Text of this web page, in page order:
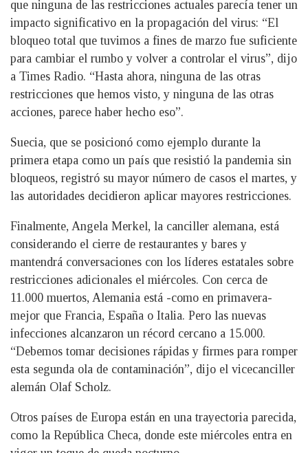
que ninguna de las restricciones actuales parecía tener un
impacto significativo en la propagación del virus: “El
bloqueo total que tuvimos a fines de marzo fue suficiente
para cambiar el rumbo y volver a controlar el virus”, dijo
a Times Radio. “Hasta ahora, ninguna de las otras
restricciones que hemos visto, y ninguna de las otras
acciones, parece haber hecho eso”.
Suecia, que se posicionó como ejemplo durante la
primera etapa como un país que resistió la pandemia sin
bloqueos, registró su mayor número de casos el martes, y
las autoridades decidieron aplicar mayores restricciones.
Finalmente, Angela Merkel, la canciller alemana, está
considerando el cierre de restaurantes y bares y
mantendrá conversaciones con los líderes estatales sobre
restricciones adicionales el miércoles. Con cerca de
11.000 muertos, Alemania está -como en primavera-
mejor que Francia, España o Italia. Pero las nuevas
infecciones alcanzaron un récord cercano a 15.000.
“Debemos tomar decisiones rápidas y firmes para romper
esta segunda ola de contaminación”, dijo el vicecanciller
alemán Olaf Scholz.
Otros países de Europa están en una trayectoria parecida,
como la República Checa, donde este miércoles entra en